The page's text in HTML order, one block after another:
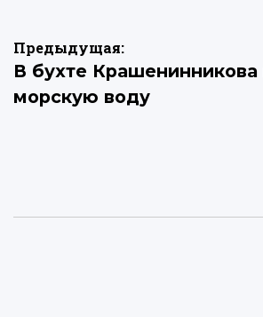
Навигация
по
записям
Предыдущая:
В бухте
морскую воду